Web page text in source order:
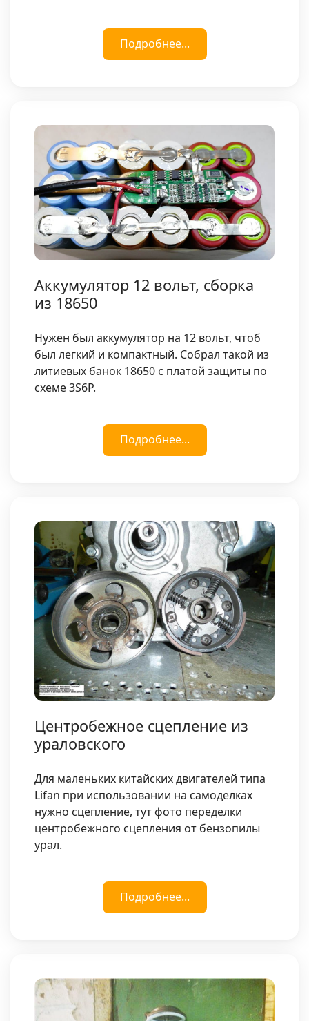
Подробнее...
Аккумулятор 12 вольт, сборка
из 18650
Нужен был аккумулятор на 12 вольт, чтоб
был легкий и компактный. Собрал такой из
литиевых банок 18650 с платой защиты по
схеме 3S6P.
Подробнее...
Центробежное сцепление из
ураловского
Для маленьких китайских двигателей типа
Lifan при использовании на самоделках
нужно сцепление, тут фото переделки
центробежного сцепления от бензопилы
урал.
Подробнее...